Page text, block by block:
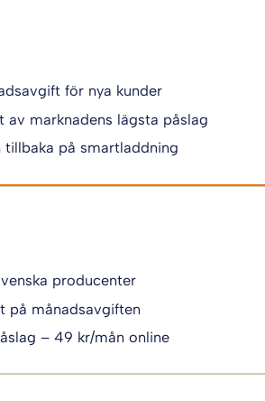
för nya kunder
av marknadens lägsta påslag
tillbaka på smartladdning
producenter
på månadsavgiften
– 49 kr/mån online